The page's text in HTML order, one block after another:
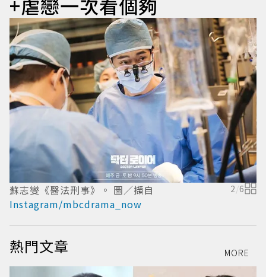
蘇志燮《醫法刑事》。 圖／擷自
Instagram/mbcdrama_now
2 /6
熱門文章 MORE